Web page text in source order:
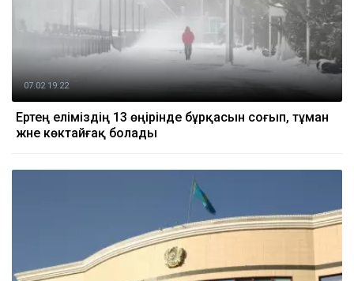
07.02 19:22
Ертең еліміздің 13 өңірінде бұрқасын соғып, тұман
және көктайғақ болады